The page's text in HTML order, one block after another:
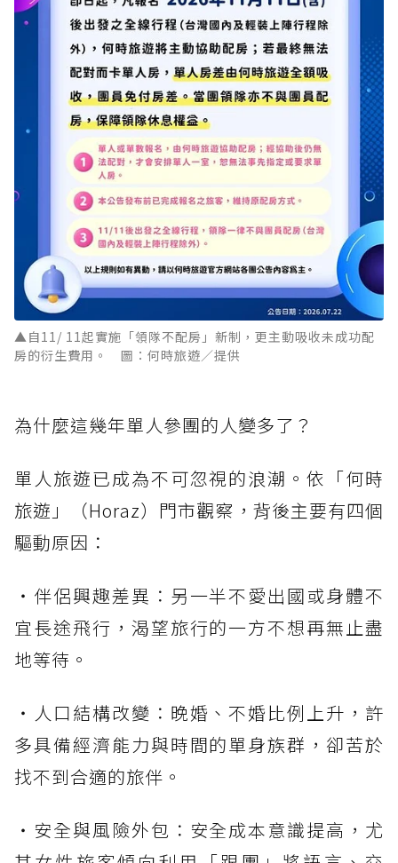
▲自11/ 11起實施「領隊不配房」新制，更主動吸收未成功配
房的衍生費用。 圖：何時旅遊／提供
為什麼這幾年單人參團的人變多了？
單人旅遊已成為不可忽視的浪潮。依「何時
旅遊」（Horaz）門市觀察，背後主要有四個
驅動原因：
・伴侶興趣差異：另一半不愛出國或身體不
宜長途飛行，渴望旅行的一方不想再無止盡
地等待。
・人口結構改變：晚婚、不婚比例上升，許
多具備經濟能力與時間的單身族群，卻苦於
找不到合適的旅伴。
・安全與風險外包：安全成本意識提高，尤